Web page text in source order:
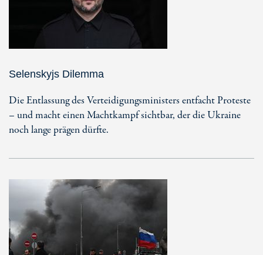
Selenskyjs Dilemma
Die Entlassung des Verteidigungsministers entfacht Proteste
– und macht einen Machtkampf sichtbar, der die Ukraine
noch lange prägen dürfte.